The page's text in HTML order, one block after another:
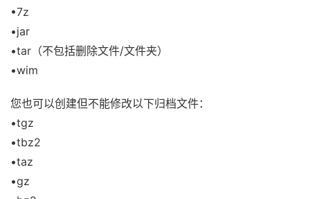
•7z
•jar
•tar（不包括删除文件/文件夹）
•wim
您也可以创建但不能修改以下归档文件：
•tgz
•tbz2
•taz
•gz